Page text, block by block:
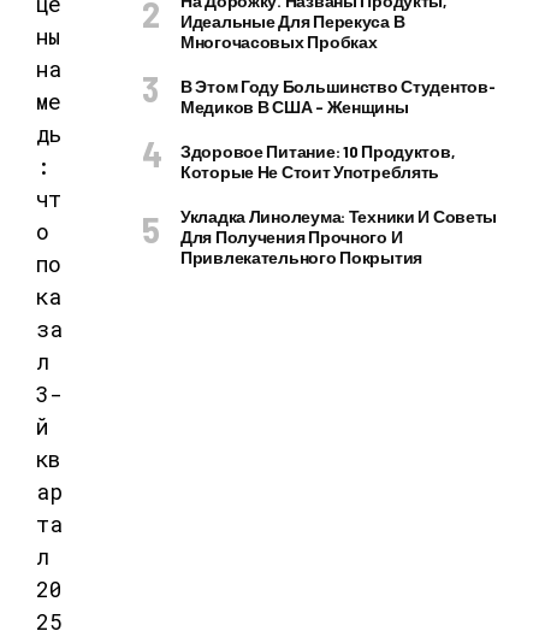
ны
на
ме
дь
:
чт
о
по
ка
за
л
3-
й
кв
ар
та
л
20
25
Идеальные Для Перекуса В
Многочасовых Пробках
В Этом Году Большинство Студентов-
Медиков В США – Женщины
Здоровое Питание: 10 Продуктов,
Которые Не Стоит Употреблять
Укладка Линолеума: Техники И Советы
Для Получения Прочного И
Привлекательного Покрытия